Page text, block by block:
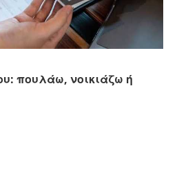
πουλάω, νοικιάζω ή